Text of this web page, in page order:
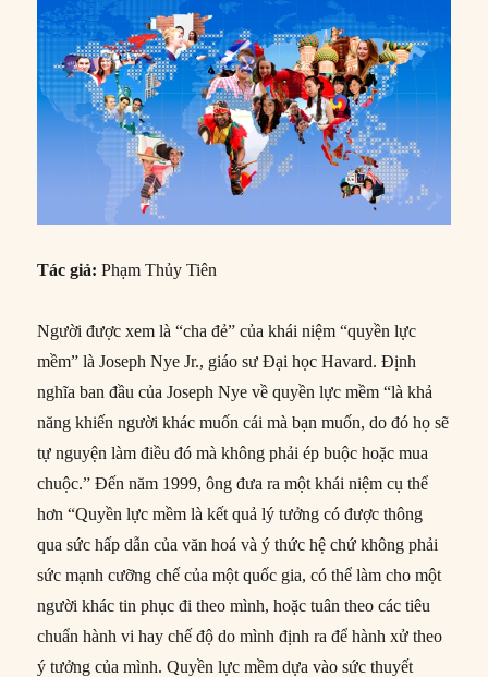
Tác giả: Phạm Thủy Tiên
Người được xem là “cha đẻ” của khái niệm “quyền lực
mềm” là Joseph Nye Jr., giáo sư Đại học Havard. Định
nghĩa ban đầu của Joseph Nye về quyền lực mềm “là khả
năng khiến người khác muốn cái mà bạn muốn, do đó họ sẽ
tự nguyện làm điều đó mà không phải ép buộc hoặc mua
chuộc.” Đến năm 1999, ông đưa ra một khái niệm cụ thể
hơn “Quyền lực mềm là kết quả lý tưởng có được thông
qua sức hấp dẫn của văn hoá và ý thức hệ chứ không phải
sức mạnh cưỡng chế của một quốc gia, có thể làm cho một
người khác tin phục đi theo mình, hoặc tuân theo các tiêu
chuẩn hành vi hay chế độ do mình định ra để hành xử theo
ý tưởng của mình. Quyền lực mềm dựa vào sức thuyết